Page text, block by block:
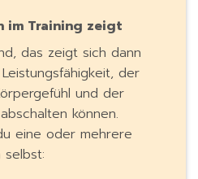
im Training zeigt
das zeigt sich dann
der
und der
können.
eine oder mehrere
selbst: